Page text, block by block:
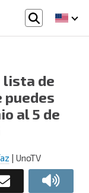
lista de
puedes
al 5 de
| UnoTV